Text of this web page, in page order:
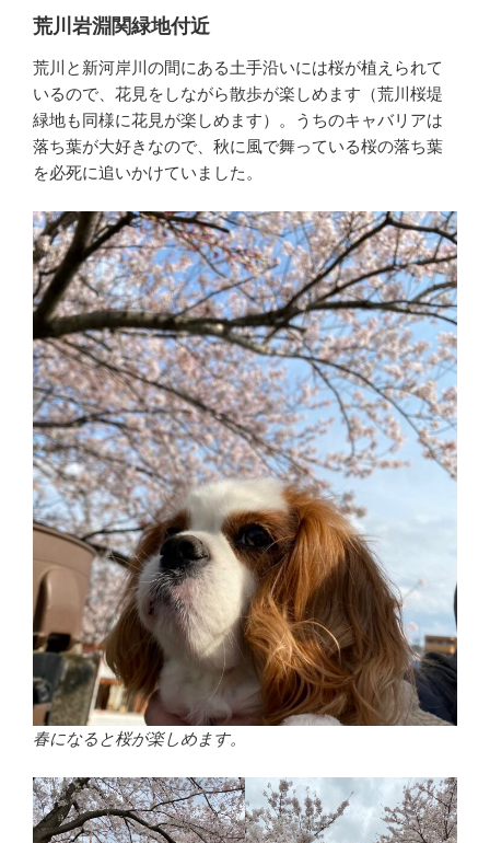
荒川岩淵関緑地付近
荒川と新河岸川の間にある土手沿いには桜が植えられて
いるので、花見をしながら散歩が楽しめます（荒川桜堤
緑地も同様に花見が楽しめます）。うちのキャバリアは
落ち葉が大好きなので、秋に風で舞っている桜の落ち葉
を必死に追いかけていました。
春になると桜が楽しめます。